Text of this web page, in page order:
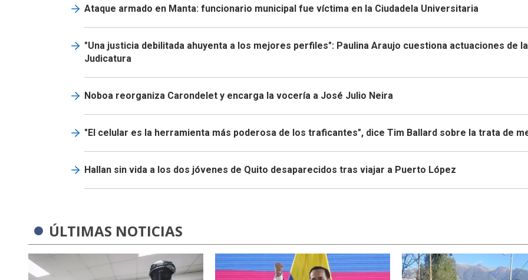
Ataque armado en Manta: funcionario municipal fue víctima en la Ciudadela Universitaria
"Una justicia debilitada ahuyenta a los mejores perfiles": Paulina Araujo cuestiona actuaciones de la
Judicatura
Noboa reorganiza Carondelet y encarga la vocería a José Julio Neira
"El celular es la herramienta más poderosa de los traficantes", dice Tim Ballard sobre la trata de
Hallan sin vida a los dos jóvenes de Quito desaparecidos tras viajar a Puerto López
ÚLTIMAS NOTICIAS